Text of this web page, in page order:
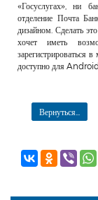
«Госуслугах», ни
отделение Почта
дизайном. Сделать
хочет иметь
зарегистрироваться
доступно для
Вернуться...